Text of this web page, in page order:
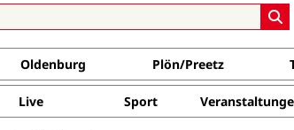
Oldenburg Plön/Preetz
Live Sport